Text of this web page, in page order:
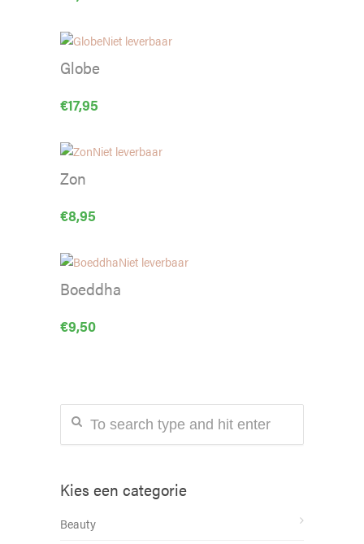
Niet leverbaar
Globe
€17,95
Niet leverbaar
Zon
€8,95
Niet leverbaar
Boeddha
€9,50
Kies een categorie
Beauty